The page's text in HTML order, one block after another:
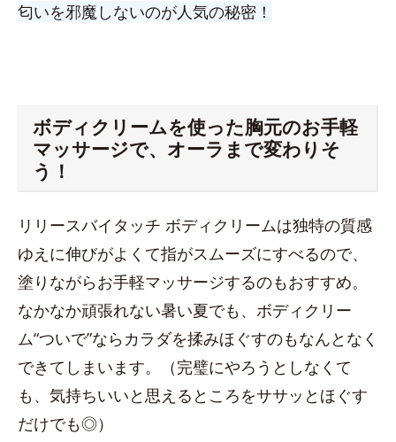
匂いを邪魔しないのが人気の秘密！
ボディクリームを使った胸元のお手軽
マッサージで、オーラまで変わりそ
う！
リリースバイタッチ ボディクリームは独特の質感
ゆえに伸びがよくて指がスムーズにすべるので、
塗りながらお手軽マッサージするのもおすすめ。
なかなか頑張れない暑い夏でも、ボディクリー
ム“ついで”ならカラダを揉みほぐすのもなんとなく
できてしまいます。（完璧にやろうとしなくて
も、気持ちいいと思えるところをササッとほぐす
だけでも◎）